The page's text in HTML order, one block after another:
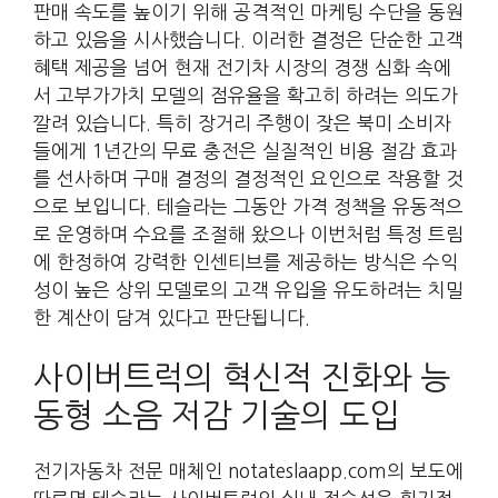
판매 속도를 높이기 위해 공격적인 마케팅 수단을 동원
하고 있음을 시사했습니다. 이러한 결정은 단순한 고객
혜택 제공을 넘어 현재 전기차 시장의 경쟁 심화 속에
서 고부가가치 모델의 점유율을 확고히 하려는 의도가
깔려 있습니다. 특히 장거리 주행이 잦은 북미 소비자
들에게 1년간의 무료 충전은 실질적인 비용 절감 효과
를 선사하며 구매 결정의 결정적인 요인으로 작용할 것
으로 보입니다. 테슬라는 그동안 가격 정책을 유동적으
로 운영하며 수요를 조절해 왔으나 이번처럼 특정 트림
에 한정하여 강력한 인센티브를 제공하는 방식은 수익
성이 높은 상위 모델로의 고객 유입을 유도하려는 치밀
한 계산이 담겨 있다고 판단됩니다.
사이버트럭의 혁신적 진화와 능
동형 소음 저감 기술의 도입
전기자동차 전문 매체인 notateslaapp.com의 보도에